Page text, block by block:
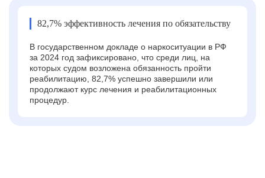
82,7% эффективность лечения по обязательству
В государственном докладе о наркоситуации в РФ
за 2024 год зафиксировано, что среди лиц, на
которых судом возложена обязанность пройти
реабилитацию, 82,7% успешно завершили или
продолжают курс лечения и реабилитационных
процедур.